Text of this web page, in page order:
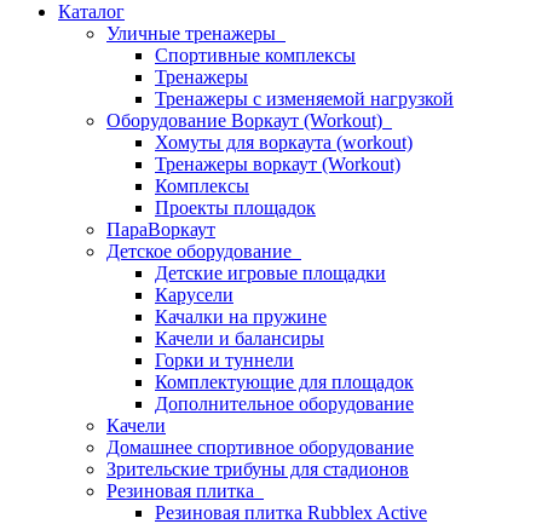
Каталог
Уличные тренажеры
Спортивные комплексы
Тренажеры
Тренажеры с изменяемой нагрузкой
Оборудование Воркаут (Workout)
Хомуты для воркаута (workout)
Тренажеры воркаут (Workout)
Комплексы
Проекты площадок
ПараВоркаут
Детское оборудование
Детские игровые площадки
Карусели
Качалки на пружине
Качели и балансиры
Горки и туннели
Комплектующие для площадок
Дополнительное оборудование
Качели
Домашнее спортивное оборудование
Зрительские трибуны для стадионов
Резиновая плитка
Резиновая плитка Rubblex Active